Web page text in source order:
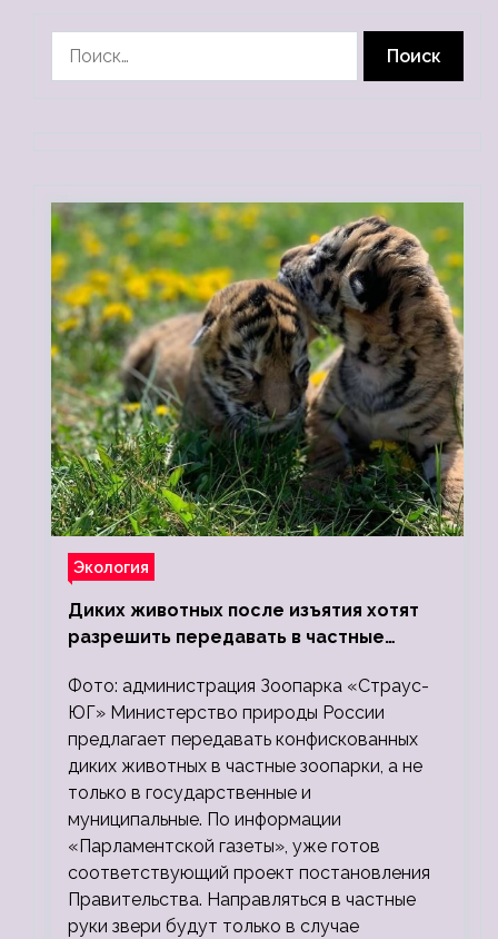
Экология
Диких животных после изъятия хотят
разрешить передавать в частные
Фото: администрация Зоопарка «Страус-
ЮГ» Министерство природы России
предлагает передавать конфискованных
диких животных в частные зоопарки, а не
только в государственные и
муниципальные. По информации
«Парламентской газеты», уже готов
соответствующий проект постановления
Правительства. Направляться в частные
руки звери будут только в случае